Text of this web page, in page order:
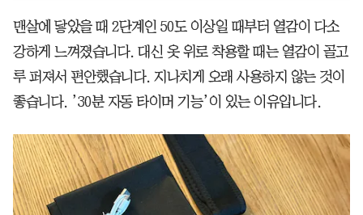
맨살에 닿았을 때 2단계인 50도 이상일 때부터 열감이 다소
강하게 느껴졌습니다. 대신 옷 위로 착용할 때는 열감이 골고
루 퍼져서 편안했습니다. 지나치게 오래 사용하지 않는 것이
좋습니다. ’30분 자동 타이머 기능’이 있는 이유입니다.